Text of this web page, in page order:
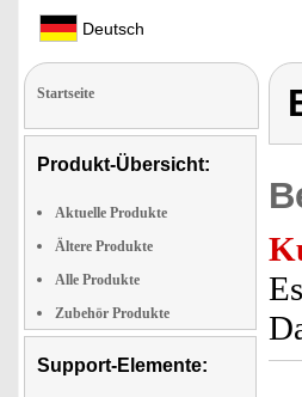
Deutsch
Startseite
Produkt-Übersicht:
Aktuelle Produkte
Ältere Produkte
Alle Produkte
Zubehör Produkte
Support-Elemente: